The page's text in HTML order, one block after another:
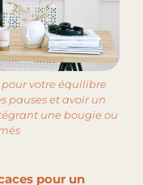
votre équilibre
pauses et avoir un
une bougie ou
pour un